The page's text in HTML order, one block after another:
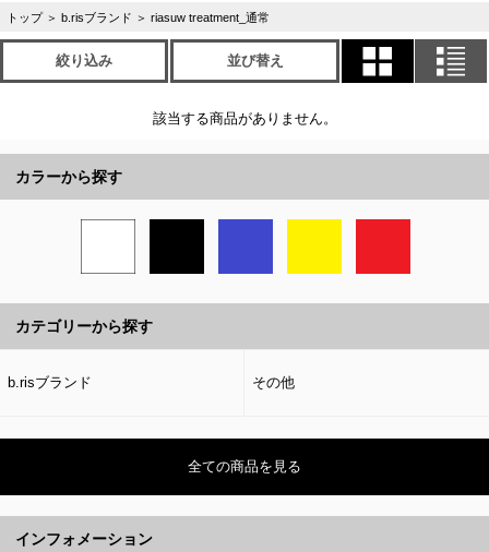
トップ ＞ b.risブランド ＞ riasuw treatment_通常
絞り込み 並び替え
該当する商品がありません。
カラーから探す
カテゴリーから探す
b.risブランド その他
全ての商品を見る
インフォメーション